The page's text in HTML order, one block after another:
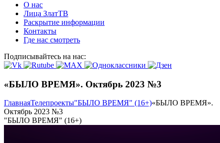
О нас
Лица ЗлатТВ
Раскрытие информации
Контакты
Где нас смотреть
Подписывайтесь на нас:
«БЫЛО ВРЕМЯ». Октябрь 2023 №3
ГлавнаяТелепроекты"БЫЛО ВРЕМЯ" (16+)«БЫЛО ВРЕМЯ».
Октябрь 2023 №3
"БЫЛО ВРЕМЯ" (16+)